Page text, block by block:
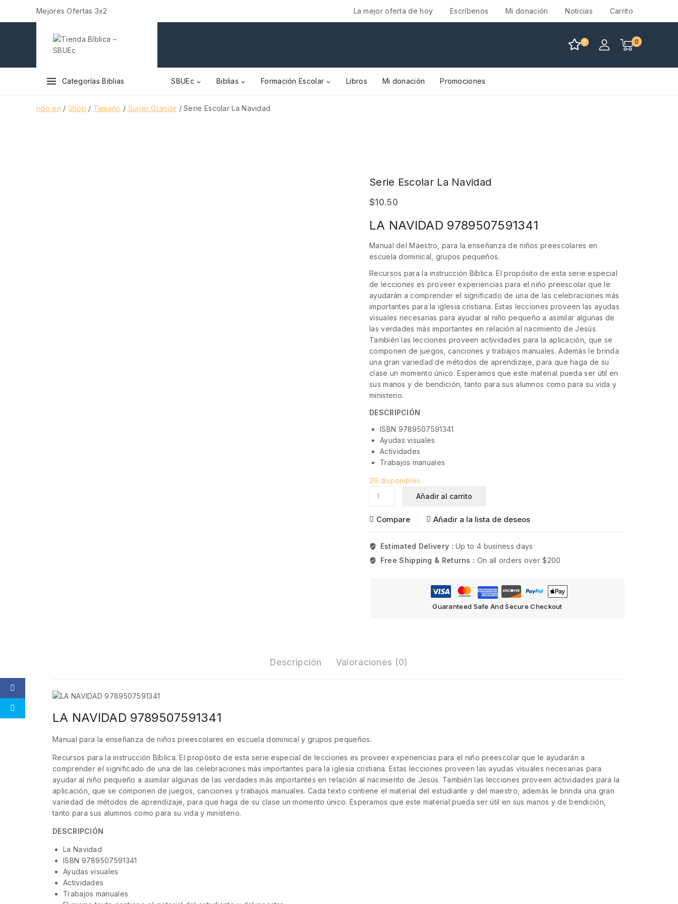
Mejores Ofertas 3x2 La mejor oferta de hoy Escríbenos Mi donación Noticias Carrito
2 0
Categorías Biblias SBUEc Biblias Formación Escolar Libros Mi donación Promociones
ndo en / Shop / Tamaño / Super Grande / Serie Escolar La Navidad
Serie Escolar La Navidad
$10.50
LA NAVIDAD 9789507591341
Manual del Maestro, para la enseñanza de niños preescolares en
escuela dominical, grupos pequeños.
Recursos para la instrucción Bíblica. El propósito de esta serie especial
de lecciones es proveer experiencias para el niño preescolar que le
ayudarán a comprender el significado de una de las celebraciones más
importantes para la iglesia cristiana. Estas lecciones proveen las ayudas
visuales necesarias para ayudar al niño pequeño a asimilar algunas de
las verdades más importantes en relación al nacimiento de Jesús.
También las lecciones proveen actividades para la aplicación, que se
componen de juegos, canciones y trabajos manuales. Además le brinda
una gran variedad de métodos de aprendizaje, para que haga de su
clase un momento único. Esperamos que este material pueda ser útil en
sus manos y de bendición, tanto para sus alumnos como para su vida y
ministerio.
DESCRIPCIÓN
ISBN 9789507591341
Ayudas visuales
Actividades
Trabajos manuales
26 disponibles
Añadir al carrito
Compare Añadir a la lista de deseos
Estimated Delivery :Up to 4 business days
Free Shipping & Returns : On all orders over $200
Guaranteed Safe And Secure Checkout
Descripción Valoraciones (0)
LA NAVIDAD 9789507591341
Manual para la enseñanza de niños preescolares en escuela dominical y grupos pequeños.
Recursos para la instrucción Bíblica. El propósito de esta serie especial de lecciones es proveer experiencias para el niño preescolar que le ayudarán a
comprender el significado de una de las celebraciones más importantes para la iglesia cristiana. Estas lecciones proveen las ayudas visuales necesarias para
ayudar al niño pequeño a asimilar algunas de las verdades más importantes en relación al nacimiento de Jesús. También las lecciones proveen actividades para la
aplicación, que se componen de juegos, canciones y trabajos manuales. Cada texto contiene el material del estudiante y del maestro, además le brinda una gran
variedad de métodos de aprendizaje, para que haga de su clase un momento único. Esperamos que este material pueda ser útil en sus manos y de bendición,
tanto para sus alumnos como para su vida y ministerio.
DESCRIPCIÓN
La Navidad
ISBN 9789507591341
Ayudas visuales
Actividades
Trabajos manuales